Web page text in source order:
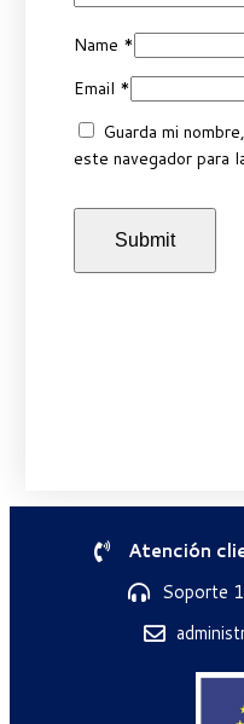
Name *
Email *
Guarda mi
este navegador para
Atención
Soporte